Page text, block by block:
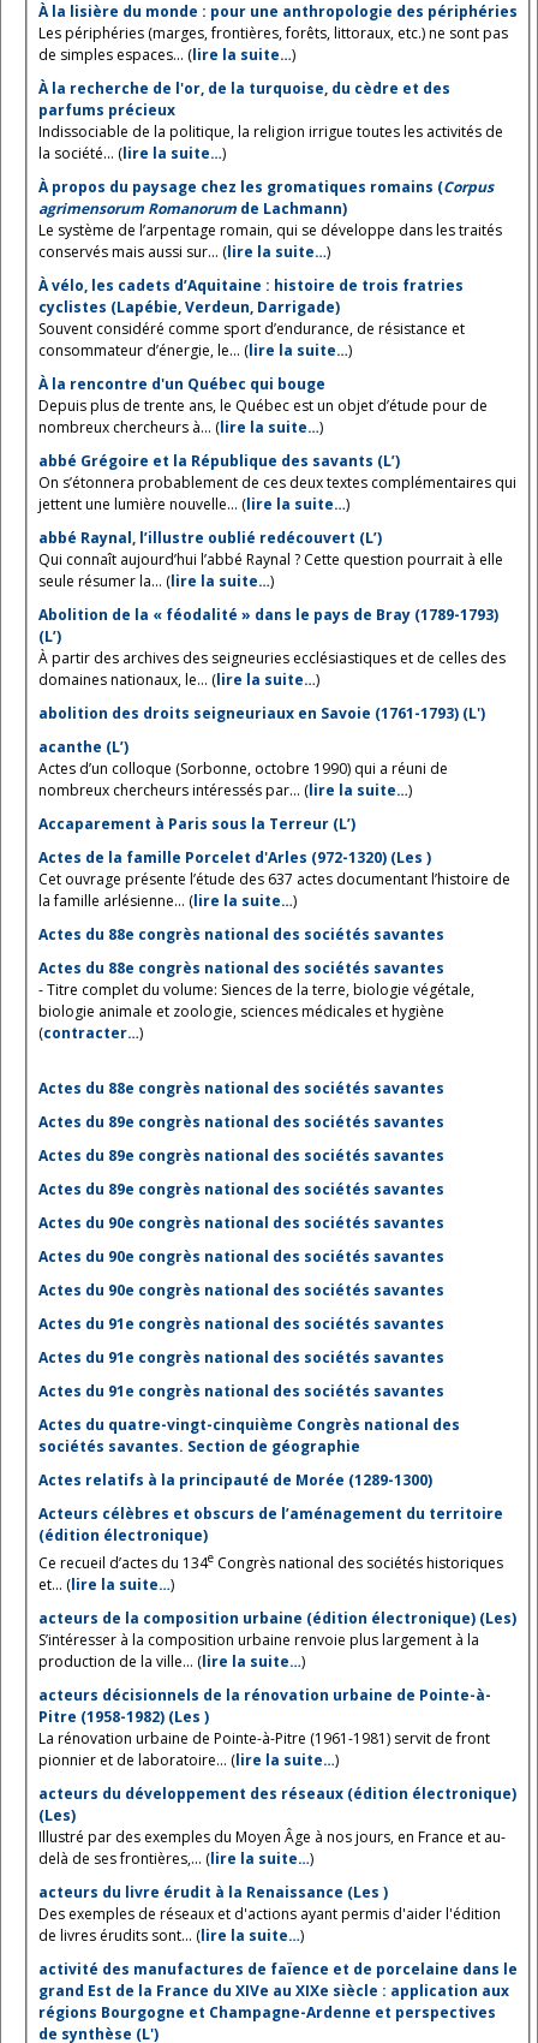
À la lisière du monde : pour une anthropologie des périphéries
Les périphéries (marges, frontières, forêts, littoraux, etc.) ne sont pas
de simples espaces... (lire la suite…)
À la recherche de l'or, de la turquoise, du cèdre et des
parfums précieux
Indissociable de la politique, la religion irrigue toutes les activités de
la société... (lire la suite…)
À propos du paysage chez les gromatiques romains (Corpus
agrimensorum Romanorum de Lachmann)
Le système de l’arpentage romain, qui se développe dans les traités
conservés mais aussi sur... (lire la suite…)
À vélo, les cadets d’Aquitaine : histoire de trois fratries
cyclistes (Lapébie, Verdeun, Darrigade)
Souvent considéré comme sport d’endurance, de résistance et
consommateur d’énergie, le... (lire la suite…)
À la rencontre d'un Québec qui bouge
Depuis plus de trente ans, le Québec est un objet d’étude pour de
nombreux chercheurs à... (lire la suite…)
abbé Grégoire et la République des savants (L’)
On s’étonnera probablement de ces deux textes complémentaires qui
jettent une lumière nouvelle... (lire la suite…)
abbé Raynal, l’illustre oublié redécouvert (L’)
Qui connaît aujourd’hui l’abbé Raynal ? Cette question pourrait à elle
seule résumer la... (lire la suite…)
Abolition de la « féodalité » dans le pays de Bray (1789-1793)
(L’)
À partir des archives des seigneuries ecclésiastiques et de celles des
domaines nationaux, le... (lire la suite…)
abolition des droits seigneuriaux en Savoie (1761-1793) (L')
acanthe (L’)
Actes d’un colloque (Sorbonne, octobre 1990) qui a réuni de
nombreux chercheurs intéressés par... (lire la suite…)
Accaparement à Paris sous la Terreur (L’)
Actes de la famille Porcelet d'Arles (972-1320) (Les )
Cet ouvrage présente l’étude des 637 actes documentant l’histoire de
la famille arlésienne... (lire la suite…)
Actes du 88e congrès national des sociétés savantes
Actes du 88e congrès national des sociétés savantes
- Titre complet du volume: Siences de la terre, biologie végétale,
biologie animale et zoologie, sciences médicales et hygiène
(contracter…)
Actes du 88e congrès national des sociétés savantes
Actes du 89e congrès national des sociétés savantes
Actes du 89e congrès national des sociétés savantes
Actes du 89e congrès national des sociétés savantes
Actes du 90e congrès national des sociétés savantes
Actes du 90e congrès national des sociétés savantes
Actes du 90e congrès national des sociétés savantes
Actes du 91e congrès national des sociétés savantes
Actes du 91e congrès national des sociétés savantes
Actes du 91e congrès national des sociétés savantes
Actes du quatre-vingt-cinquième Congrès national des
sociétés savantes. Section de géographie
Actes relatifs à la principauté de Morée (1289-1300)
Acteurs célèbres et obscurs de l’aménagement du territoire
(édition électronique)
Ce recueil d’actes du 134e Congrès national des sociétés historiques
et... (lire la suite…)
acteurs de la composition urbaine (édition électronique) (Les)
S’intéresser à la composition urbaine renvoie plus largement à la
production de la ville... (lire la suite…)
acteurs décisionnels de la rénovation urbaine de Pointe-à-
Pitre (1958-1982) (Les )
La rénovation urbaine de Pointe-à-Pitre (1961-1981) servit de front
pionnier et de laboratoire... (lire la suite…)
acteurs du développement des réseaux (édition électronique)
(Les)
Illustré par des exemples du Moyen Âge à nos jours, en France et au-
delà de ses frontières,... (lire la suite…)
acteurs du livre érudit à la Renaissance (Les )
Des exemples de réseaux et d'actions ayant permis d'aider l'édition
de livres érudits sont... (lire la suite…)
activité des manufactures de faïence et de porcelaine dans le
grand Est de la France du XIVe au XIXe siècle : application aux
régions Bourgogne et Champagne-Ardenne et perspectives
de synthèse (L')